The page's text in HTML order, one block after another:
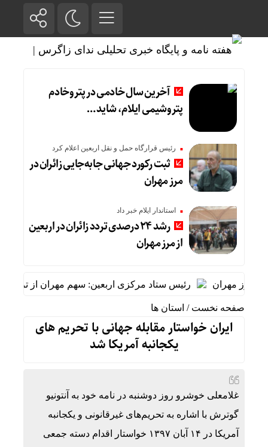
آخرین سال خادمی در پتروخادم
پتروشیمی ایلام، شاید …
رئیس قرارگاه حمل و نقل اربعین اعلام کرد
ثبت رکورد جهانی جابه‌جایی زائران در
مرز مهران
استاندار ایلام خبر داد
رشد ۲۴ درصدی تردد زائران در اربعین
از مرز مهران
رئیس ستاد مرکزی اربعین: سهم مهران از تردد زائر بیش از ۵۰
صفحه نخست / استان ها
ایران خواستار مقابله جهانی با تحریم های
یکجانبه آمریکا شد
غلامعلی خوشرو روز دوشنبه در نامه خود به آنتونیو
گوترش با اشاره به تحریم‌های غیرقانونی و یکجانبه
آمریکا در ۱۴ آبان ۱۳۹۷ خواستار اقدام دسته جمعی